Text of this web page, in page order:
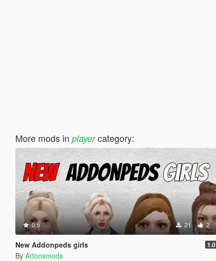
More mods in playercategory:
0.5 21 2
New Addonpeds girls 1.0
By Artoosmods